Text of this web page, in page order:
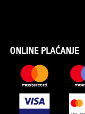
ONLINE PLAĆANJE